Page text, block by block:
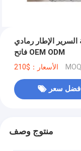
الإطار رمادي
فاتح OEM ODM
الأسعار：$210
افضل سعر
منتوج وصف